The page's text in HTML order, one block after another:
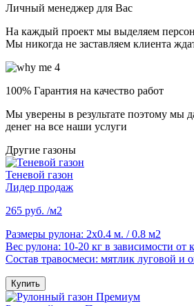
Личный менеджер для Вас
На каждый проект мы выделяем
Мы никогда не заставляем клиента
100% Гарантия на качество работ
Мы уверены в результате поэтому мы
денег на все наши услуги
Другие газоны
Теневой газон
Лидер продаж
265 руб. /м2
Размеры рулона: 2х0.4 м. / 0.8 м2
Вес рулона: 10-20 кг в зависимости от
Состав травосмеси: мятлик луговой и
Купить